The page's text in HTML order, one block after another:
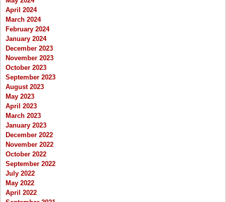
April 2024
March 2024
February 2024
January 2024
December 2023
November 2023
October 2023
September 2023
August 2023
May 2023
April 2023
March 2023
January 2023
December 2022
November 2022
October 2022
September 2022
July 2022
May 2022
April 2022